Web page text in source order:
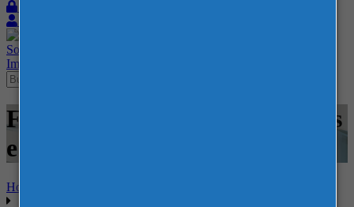
Sobre
Imprensa
Feiras - ExpoMag - RJ - Postos
e Conveniências
Home